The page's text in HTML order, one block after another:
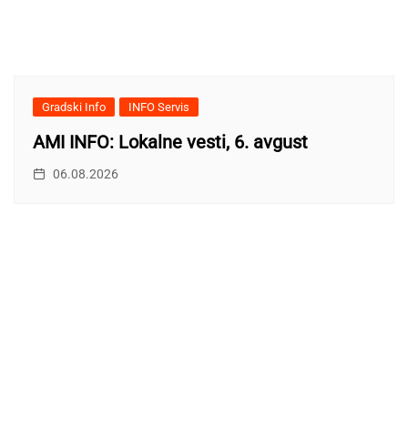
Gradski Info INFO Servis
AMI INFO: Lokalne vesti, 6. avgust
06.08.2026